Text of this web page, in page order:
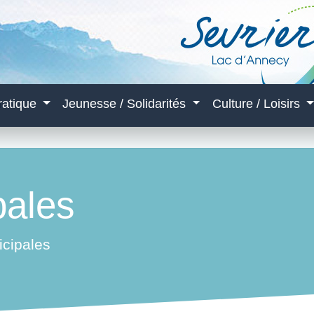
Jeunesse / Solidarités Culture / Loisirs